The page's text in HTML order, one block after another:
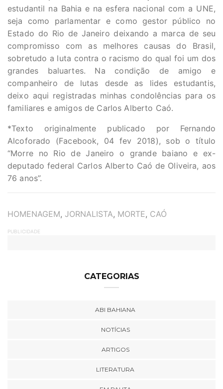
estudantil na Bahia e na esfera nacional com a UNE,
seja como parlamentar e como gestor público no
Estado do Rio de Janeiro deixando a marca de seu
compromisso com as melhores causas do Brasil,
sobretudo a luta contra o racismo do qual foi um dos
grandes baluartes. Na condição de amigo e
companheiro de lutas desde as lides estudantis,
deixo aqui registradas minhas condolências para os
familiares e amigos de Carlos Alberto Caó.
*Texto originalmente publicado por Fernando
Alcoforado (Facebook, 04 fev 2018), sob o título
“Morre no Rio de Janeiro o grande baiano e ex-
deputado federal Carlos Alberto Caó de Oliveira, aos
76 anos”.
TAGS
HOMENAGEM, JORNALISTA, MORTE, CAÓ
PUBLICIDADE
CATEGORIAS
ABI BAHIANA
NOTÍCIAS
ARTIGOS
LITERATURA